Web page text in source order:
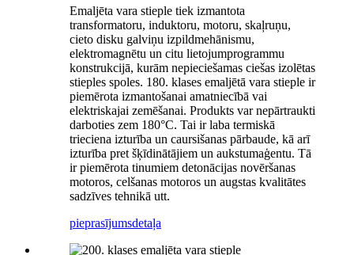
Emaljēta vara stieple tiek izmantota
transformatoru, induktoru, motoru, skaļruņu,
cieto disku galviņu izpildmehānismu,
elektromagnētu un citu lietojumprogrammu
konstrukcijā, kurām nepieciešamas ciešas izolētas
stieples spoles. 180. klases emaljētā vara stieple ir
piemērota izmantošanai amatniecībā vai
elektriskajai zemēšanai. Produkts var nepārtraukti
darboties zem 180°C. Tai ir laba termiskā
trieciena izturība un caursišanas pārbaude, kā arī
izturība pret šķīdinātājiem un aukstumaģentu. Tā
ir piemērota tinumiem detonācijas novēršanas
motoros, celšanas motoros un augstas kvalitātes
sadzīves tehnikā utt.
pieprasījumsdetaļa